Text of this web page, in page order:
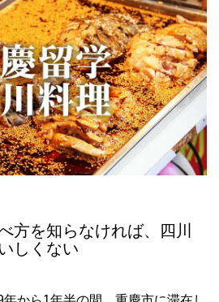
方を知らなければ、四川
しくない